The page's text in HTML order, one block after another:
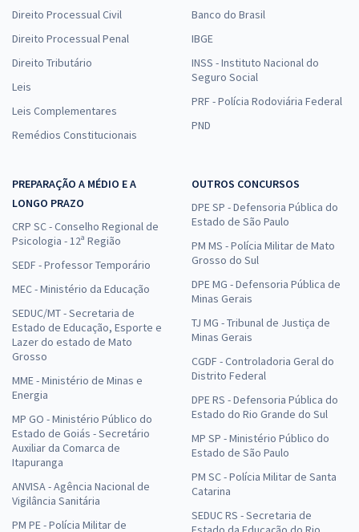
Direito Processual Civil
Direito Processual Penal
Direito Tributário
Leis
Leis Complementares
Remédios Constitucionais
Banco do Brasil
IBGE
INSS - Instituto Nacional do
Seguro Social
PRF - Polícia Rodoviária Federal
PND
PREPARAÇÃO A MÉDIO E A
LONGO PRAZO
CRP SC - Conselho Regional de
Psicologia - 12ª Região
SEDF - Professor Temporário
MEC - Ministério da Educação
SEDUC/MT - Secretaria de
Estado de Educação, Esporte e
Lazer do estado de Mato
Grosso
MME - Ministério de Minas e
Energia
MP GO - Ministério Público do
Estado de Goiás - Secretário
Auxiliar da Comarca de
Itapuranga
ANVISA - Agência Nacional de
Vigilância Sanitária
PM PE - Polícia Militar de
OUTROS CONCURSOS
DPE SP - Defensoria Pública do
Estado de São Paulo
PM MS - Polícia Militar de Mato
Grosso do Sul
DPE MG - Defensoria Pública de
Minas Gerais
TJ MG - Tribunal de Justiça de
Minas Gerais
CGDF - Controladoria Geral do
Distrito Federal
DPE RS - Defensoria Pública do
Estado do Rio Grande do Sul
MP SP - Ministério Público do
Estado de São Paulo
PM SC - Polícia Militar de Santa
Catarina
SEDUC RS - Secretaria de